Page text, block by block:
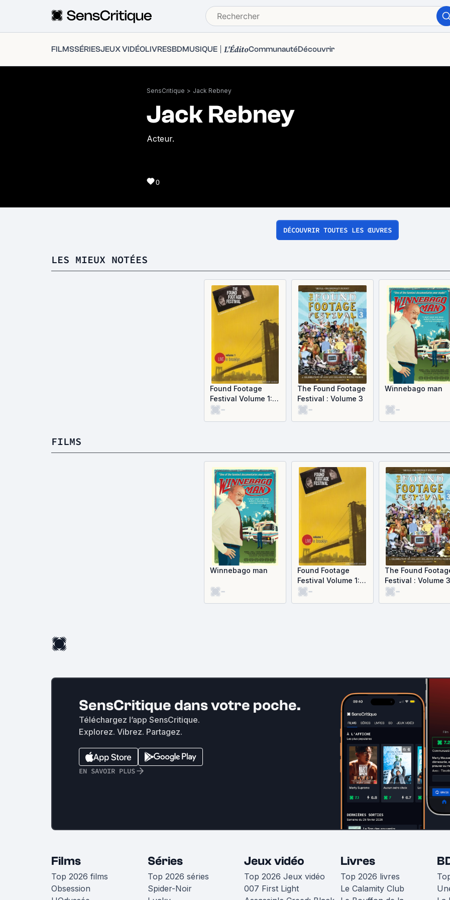
FILMSSÉRIESJEUX VIDÉOLIVRESBDMUSIQUE L'ÉditoCommunautéDécouvrir
SensCritique > Jack Rebney
Jack Rebney
Acteur.
0
DÉCOUVRIR TOUTES LES ŒUVRES
LES MIEUX NOTÉES
Found Footage
Festival Volume 1:
Live in Brooklyn
-
The Found Footage
Festival : Volume 3
-
Winnebago man
-
FILMS
Winnebago man
-
Found Footage
Festival Volume 1:
Live in Brooklyn
-
The Found
Festival : Volume 3
-
SensCritique dans votre poche.
Téléchargez l’app SensCritique.
Explorez. Vibrez. Partagez.
EN SAVOIR PLUS
Films
Top 2026 films
Obsession
Séries
Top 2026 séries
Spider-Noir
Jeux vidéo
Top 2026 Jeux vidéo
007 First Light
Livres
Top 2026 livres
Le Calamity Club